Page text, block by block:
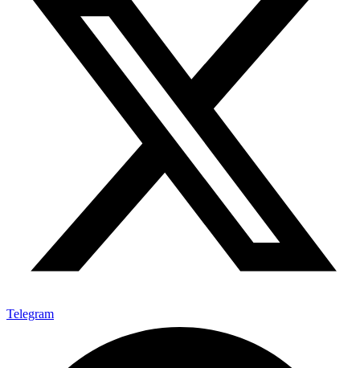
Telegram